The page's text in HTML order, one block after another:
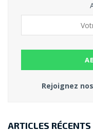
Rejoignez
ARTICLES RÉCENTS